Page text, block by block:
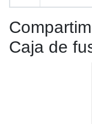
Caja de